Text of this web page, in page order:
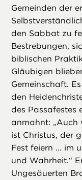
Gemeinden der
den Sabbat zu
Bestrebungen,
biblischen
Gläubigen
Gemeinschaft.
den
des Passafestes
anmahnt: „Auch
ist Christus, der
Fest feiern ... im
und Wahrheit.“
Ungesäuerten